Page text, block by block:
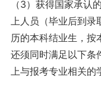
（3）获得国家承认
上人员（毕业后到录
历的本科结业生，按
还须同时满足以下条
上与报考专业相关的